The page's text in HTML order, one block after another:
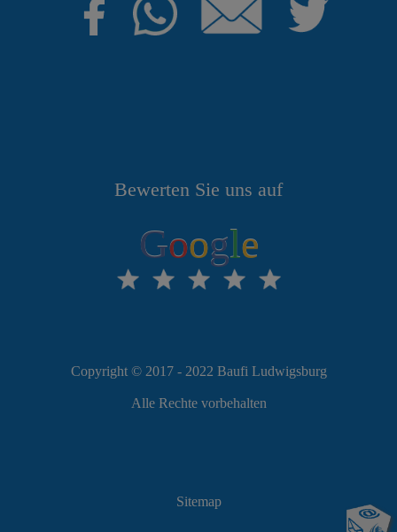
Bewerten Sie uns auf
Google
Copyright © 2017 - 2022 Baufi Ludwigsburg
Alle Rechte vorbehalten
Sitemap